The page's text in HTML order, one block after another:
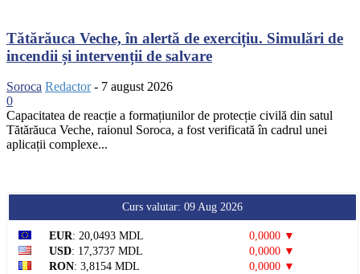
Tătărăuca Veche, în alertă de exercițiu. Simulări de
incendii și intervenții de salvare
Soroca Redactor - 7 august 2026
0
Capacitatea de reacție a formațiunilor de protecție civilă din satul
Tătărăuca Veche, raionul Soroca, a fost verificată în cadrul unei
aplicații complexe...
Curs valutar: 09 Aug 2026
EUR: 20,0493 MDL
0,0000 ▼
USD: 17,3737 MDL
0,0000 ▼
RON: 3,8154 MDL
0,0000 ▼